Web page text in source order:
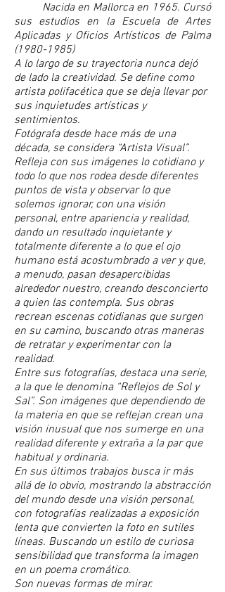
Nacida en Mallorca en 1965. Cursó
sus estudios en la Escuela de Artes
Aplicadas y Oficios Artísticos de Palma
(1980-1985)
A lo largo de su trayectoria nunca dejó
de lado la creatividad. Se define como
artista polifacética que se deja llevar por
sus inquietudes artísticas y
sentimientos.
Fotógrafa desde hace más de una
década, se considera “Artista Visual”.
Refleja con sus imágenes lo cotidiano y
todo lo que nos rodea desde diferentes
puntos de vista y observar lo que
solemos ignorar, con una visión
personal, entre apariencia y realidad,
dando un resultado inquietante y
totalmente diferente a lo que el ojo
humano está acostumbrado a ver y que,
a menudo, pasan desapercibidas
alrededor nuestro, creando desconcierto
a quien las contempla. Sus obras
recrean escenas cotidianas que surgen
en su camino, buscando otras maneras
de retratar y experimentar con la
realidad.
Entre sus fotografías, destaca una serie,
a la que le denomina “Reflejos de Sol y
Sal”. Son imágenes que dependiendo de
la materia en que se reflejan crean una
visión inusual que nos sumerge en una
realidad diferente y extraña a la par que
habitual y ordinaria.
En sus últimos trabajos busca ir más
allá de lo obvio, mostrando la abstracción
del mundo desde una visión personal,
con fotografías realizadas a exposición
lenta que convierten la foto en sutiles
líneas. Buscando un estilo de curiosa
sensibilidad que transforma la imagen
en un poema cromático.
Son nuevas formas de mirar.